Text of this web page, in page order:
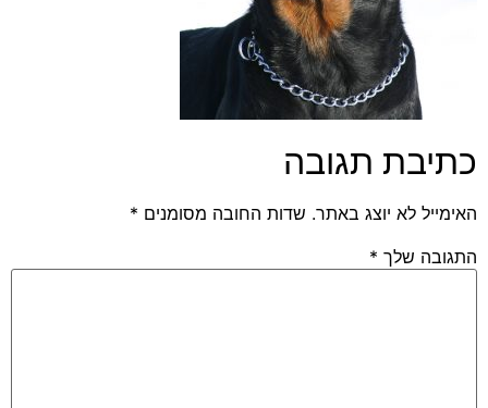
כתיבת תגובה
האימייל לא יוצג באתר. שדות החובה מסומנים *
התגובה שלך *